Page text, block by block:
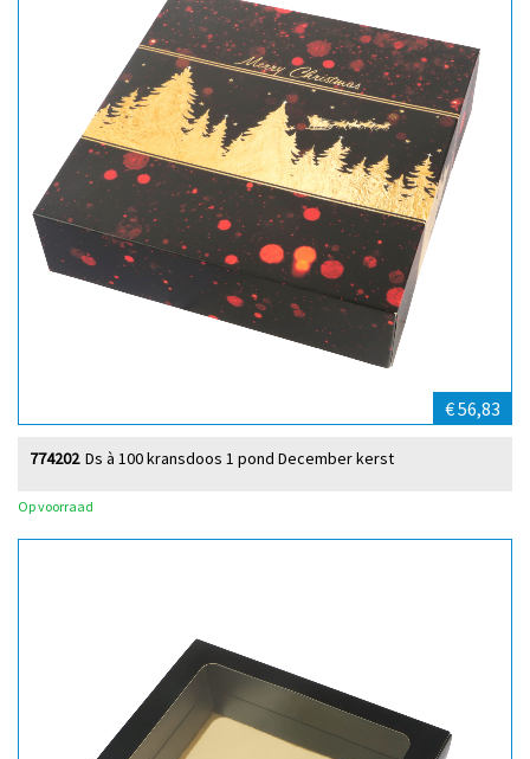
€ 56,83
Ds à 100 kransdoos 1 pond December kerst
774202
Op voorraad